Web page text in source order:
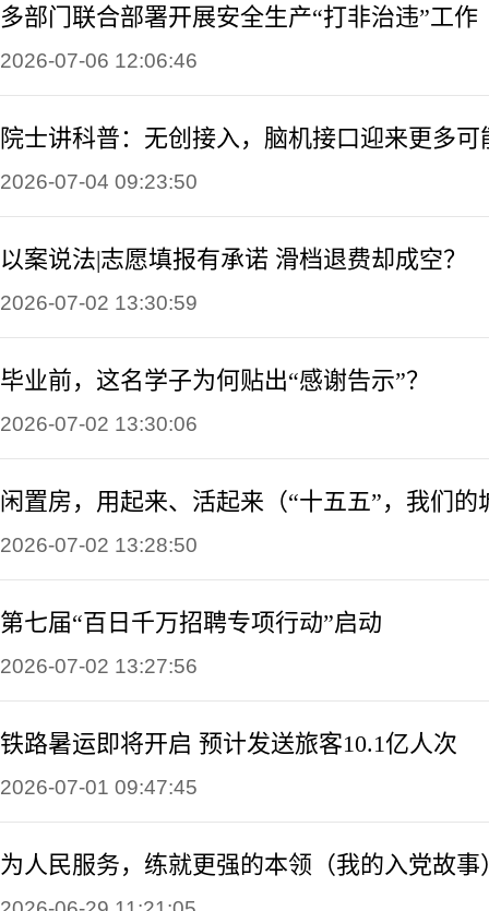
多部门联合部署开展安全生产“打非治违”工作
2026-07-06 12:06:46
院士讲科普：无创接入，脑机接口迎来更多可
2026-07-04 09:23:50
以案说法|志愿填报有承诺 滑档退费却成空？
2026-07-02 13:30:59
毕业前，这名学子为何贴出“感谢告示”？
2026-07-02 13:30:06
闲置房，用起来、活起来（“十五五”，我们
2026-07-02 13:28:50
第七届“百日千万招聘专项行动”启动
2026-07-02 13:27:56
铁路暑运即将开启 预计发送旅客10.1亿人次
2026-07-01 09:47:45
为人民服务，练就更强的本领（我的入党故事